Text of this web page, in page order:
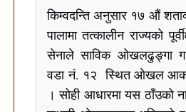
किम्वदन्ति अनुसार १७ औं
पालामा तत्कालीन राज्यको
सेनाले साविक ओखलढुङ्गा
वडा नं. १२ स्थित ओखल
। सोही आधारमा यस ठाँउको